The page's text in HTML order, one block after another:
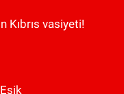
Kıbrıs vasiyeti!